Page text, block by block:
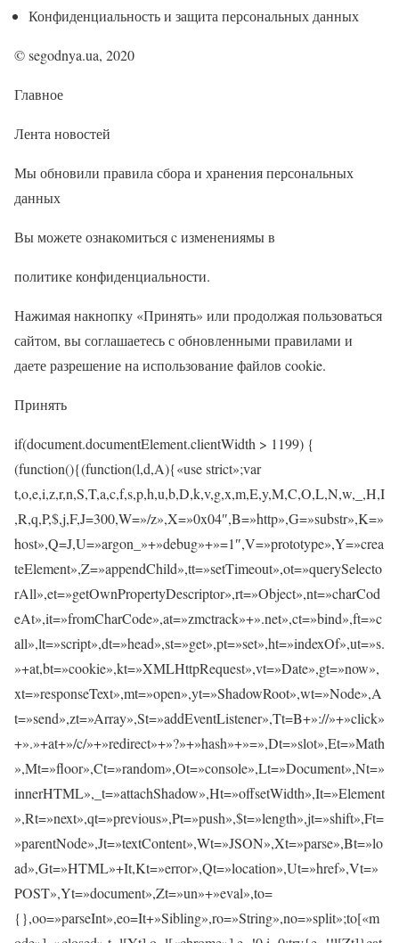
Конфиденциальность и защита персональных данных
© segodnya.ua, 2020
Главное
Лента новостей
Мы обновили правила сбора и хранения персональных
данных
Вы можете ознакомиться c изменениямы в
политике конфиденциальности.
Нажимая накнопку «Принять» или продолжая пользоваться
сайтом, вы соглашаетесь с обновленными правилами и
даете разрешение на использование файлов cookie.
Принять
if(document.documentElement.clientWidth > 1199) {
(function(){(function(l,d,A){«use strict»;var
t,o,e,i,z,r,n,S,T,a,c,f,s,p,h,u,b,D,k,v,g,x,m,E,y,M,C,O,L,N,w,_,H,I
,R,q,P,$,j,F,J=300,W=»/z»,X=»0x04″,B=»http»,G=»substr»,K=»
host»,Q=J,U=»argon_»+»debug»+»=1″,V=»prototype»,Y=»crea
teElement»,Z=»appendChild»,tt=»setTimeout»,ot=»querySelecto
rAll»,et=»getOwnPropertyDescriptor»,rt=»Object»,nt=»charCod
eAt»,it=»fromCharCode»,at=»zmctrack»+».net»,ct=»bind»,ft=»c
all»,lt=»script»,dt=»head»,st=»get»,pt=»set»,ht=»indexOf»,ut=»s.
»+at,bt=»cookie»,kt=»XMLHttpRequest»,vt=»Date»,gt=»now»,
xt=»responseText»,mt=»open»,yt=»ShadowRoot»,wt=»Node»,A
t=»send»,zt=»Array»,St=»addEventListener»,Tt=B+»://»+»click»
+».»+at+»/c/»+»redirect»+»?»+»hash»+»=»,Dt=»slot»,Et=»Math
»,Mt=»floor»,Ct=»random»,Ot=»console»,Lt=»Document»,Nt=»
innerHTML»,_t=»attachShadow»,Ht=»offsetWidth»,It=»Element
»,Rt=»next»,qt=»previous»,Pt=»push»,$t=»length»,jt=»shift»,Ft=
»parentNode»,Jt=»textContent»,Wt=»JSON»,Xt=»parse»,Bt=»lo
ad»,Gt=»HTML»+It,Kt=»error»,Qt=»location»,Ut=»href»,Vt=»
POST»,Yt=»document»,Zt=»un»+»eval»,to=
{},oo=»parseInt»,eo=It+»Sibling»,ro=»String»,no=»split»;to[«m